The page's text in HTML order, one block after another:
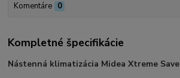
Komentáre 0
Kompletné špecifikácie
Nástenná klimatizácia Midea Xtreme Save